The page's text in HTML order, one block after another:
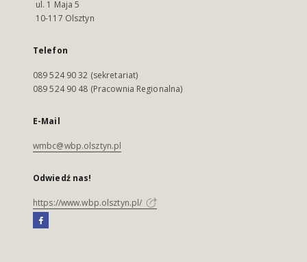
ul. 1 Maja 5
10-117 Olsztyn
Telefon
089 524 90 32 (sekretariat)
089 524 90 48 (Pracownia Regionalna)
E-Mail
wmbc@wbp.olsztyn.pl
Odwiedź nas!
https://www.wbp.olsztyn.pl/